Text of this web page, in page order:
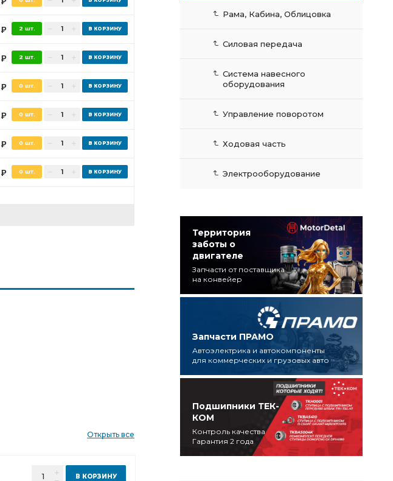
Р 2 шт.
Р 2 шт.
Р 0 шт.
Р 0 шт.
Р 0 шт.
Р 0 шт.
Открыть все
В КОРЗИНУ
Рама, Кабина, Облицовка
Силовая передача
Система навесного
оборудования
Управление поворотом
Ходовая часть
Электрооборудование
Территория
заботы о
двигателе
Запчасти от поставщика
на конвейер
Запчасти ПРАМО
Автоэлектрика и автокомпоненты
для коммерческих и грузовых авто
Подшипники ТЕК-
КОМ
Контроль качества
Гарантия 2 года